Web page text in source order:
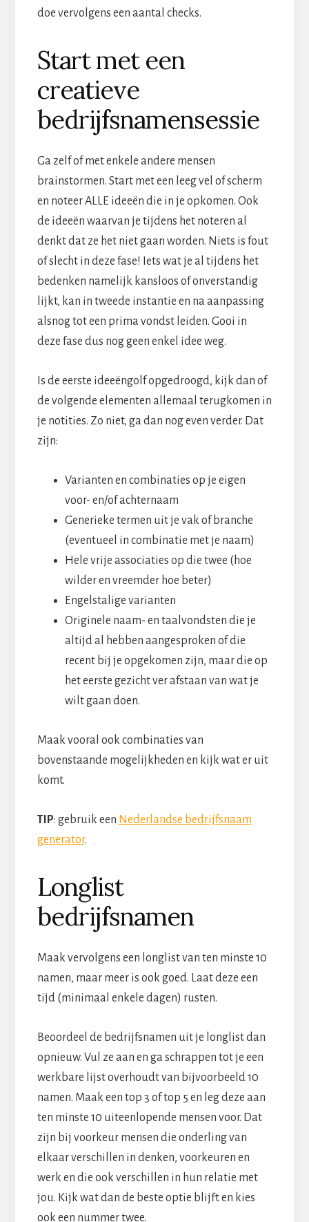
doe vervolgens een aantal checks.
Start met een
creatieve
bedrijfsnamensessie
Ga zelf of met enkele andere mensen
brainstormen. Start met een leeg vel of scherm
en noteer ALLE ideeën die in je opkomen. Ook
de ideeën waarvan je tijdens het noteren al
denkt dat ze het niet gaan worden. Niets is fout
of slecht in deze fase! Iets wat je al tijdens het
bedenken namelijk kansloos of onverstandig
lijkt, kan in tweede instantie en na aanpassing
alsnog tot een prima vondst leiden. Gooi in
deze fase dus nog geen enkel idee weg.
Is de eerste ideeëngolf opgedroogd, kijk dan of
de volgende elementen allemaal terugkomen in
je notities. Zo niet, ga dan nog even verder. Dat
zijn:
Varianten en combinaties op je eigen
voor- en/of achternaam
Generieke termen uit je vak of branche
(eventueel in combinatie met je naam)
Hele vrije associaties op die twee (hoe
wilder en vreemder hoe beter)
Engelstalige varianten
Originele naam- en taalvondsten die je
altijd al hebben aangesproken of die
recent bij je opgekomen zijn, maar die op
het eerste gezicht ver afstaan van wat je
wilt gaan doen.
Maak vooral ook combinaties van
bovenstaande mogelijkheden en kijk wat er uit
komt.
TIP: gebruik een Nederlandse bedrijfsnaam
generator.
Longlist
bedrijfsnamen
Maak vervolgens een longlist van ten minste 10
namen, maar meer is ook goed. Laat deze een
tijd (minimaal enkele dagen) rusten.
Beoordeel de bedrijfsnamen uit je longlist dan
opnieuw. Vul ze aan en ga schrappen tot je een
werkbare lijst overhoudt van bijvoorbeeld 10
namen. Maak een top 3 of top 5 en leg deze aan
ten minste 10 uiteenlopende mensen voor. Dat
zijn bij voorkeur mensen die onderling van
elkaar verschillen in denken, voorkeuren en
werk en die ook verschillen in hun relatie met
jou. Kijk wat dan de beste optie blijft en kies
ook een nummer twee.